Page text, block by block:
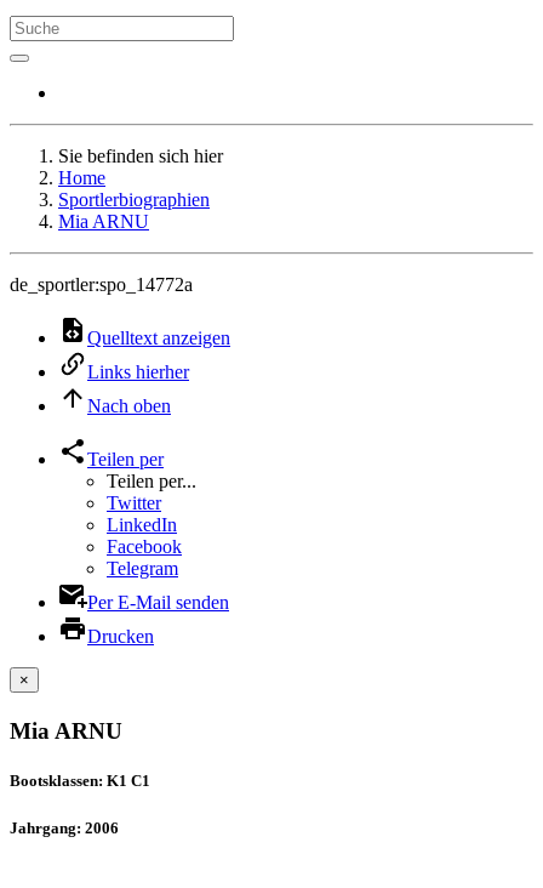
Sie befinden sich hier
Home
Sportlerbiographien
Mia ARNU
de_sportler:spo_14772a
Quelltext anzeigen
Links hierher
Nach oben
Teilen per
Teilen per...
Twitter
LinkedIn
Facebook
Telegram
Per E-Mail senden
Drucken
×
Mia ARNU
Bootsklassen: K1 C1
Jahrgang: 2006